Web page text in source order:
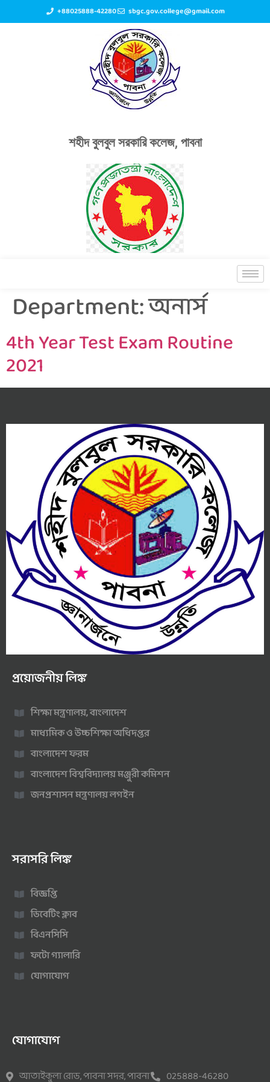
+88025888-42280 sbgc.gov.college@gmail.com
শহীদ বুলবুল সরকারি কলেজ, পাবনা
Department:অনার্স
4th Year Test Exam Routine
2021
প্রয়োজনীয় লিঙ্ক
শিক্ষা মন্ত্রণালয়, বাংলাদেশ
মাধ্যমিক ও উচ্চশিক্ষা অধিদপ্তর
বাংলাদেশ ফরম
বাংলাদেশ বিশ্ববিদ্যালয় মঞ্জুরী কমিশন
জনপ্রশাসন মন্ত্রণালয় লগইন
সরাসরি লিঙ্ক
বিজ্ঞপ্তি
ডিবেটিং ক্লাব
বিএনসিসি
ফটো গ্যালারি
যোগাযোগ
যোগাযোগ
আতাইকুলা রোড, পাবনা সদর, পাবনা 025888-46280